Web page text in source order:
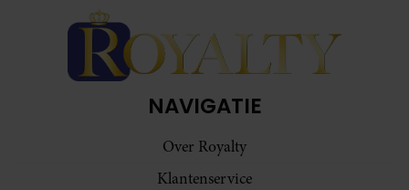
NAVIGATIE
Over Royalty
Klantenservice